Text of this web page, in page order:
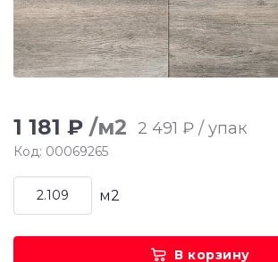
1 181 ₽ /м2 2 491 ₽ / упак
Код: 00069265
м2
В корзину